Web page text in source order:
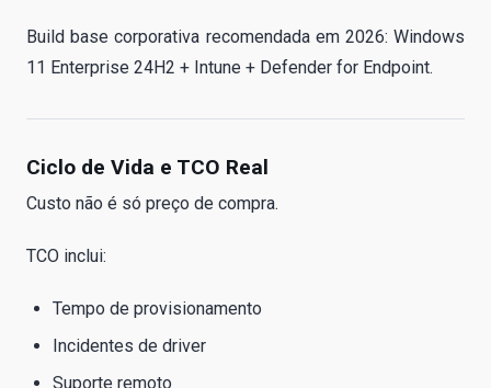
Build base corporativa recomendada em 2026: Windows
11 Enterprise 24H2 + Intune + Defender for Endpoint.
Ciclo de Vida e TCO Real
Custo não é só preço de compra.
TCO inclui:
Tempo de provisionamento
Incidentes de driver
Suporte remoto